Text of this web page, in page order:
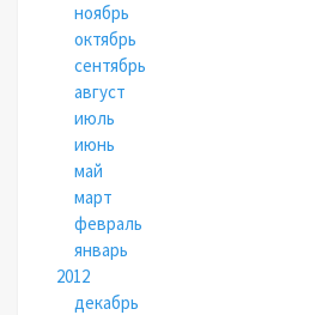
ноябрь
октябрь
сентябрь
август
июль
июнь
май
март
февраль
январь
2012
декабрь